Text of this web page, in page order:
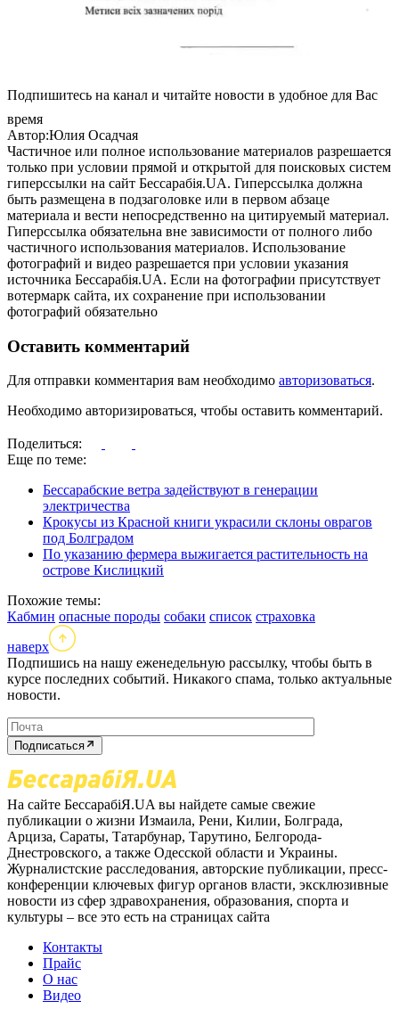
Подпишитесь на канал и читайте новости в удобное для Вас
время
Автор:Юлия Осадчая
Частичное или полное использование материалов разрешается
только при условии прямой и открытой для поисковых систем
гиперссылки на сайт Бессарабія.UA. Гиперссылка должна
быть размещена в подзаголовке или в первом абзаце
материала и вести непосредственно на цитируемый материал.
Гиперссылка обязательна вне зависимости от полного либо
частичного использования материалов. Использование
фотографий и видео разрешается при условии указания
источника Бессарабія.UA. Если на фотографии присутствует
вотермарк сайта, их сохранение при использовании
фотографий обязательно
Оставить комментарий
Для отправки комментария вам необходимо авторизоваться.
Необходимо авторизироваться, чтобы оставить комментарий.
Поделиться:
Еще по теме:
Бессарабские ветра задействуют в генерации
электричества
Крокусы из Красной книги украсили склоны оврагов
под Болградом
По указанию фермера выжигается растительность на
острове Кислицкий
Похожие темы:
Кабмин опасные породы собаки список страховка
наверх
Подпишись на нашу еженедельную рассылку, чтобы быть в
курсе последних событий. Никакого спама, только актуальные
новости.
Подписаться
На сайте БессарабіЯ.UA вы найдете самые свежие
публикации о жизни Измаила, Рени, Килии, Болграда,
Арциза, Сараты, Татарбунар, Тарутино, Белгорода-
Днестровского, а также Одесской области и Украины.
Журналистские расследования, авторские публикации, пресс-
конференции ключевых фигур органов власти, эксклюзивные
новости из сфер здравохранения, образования, спорта и
культуры – все это есть на страницах сайта
Контакты
Прайс
О нас
Видео